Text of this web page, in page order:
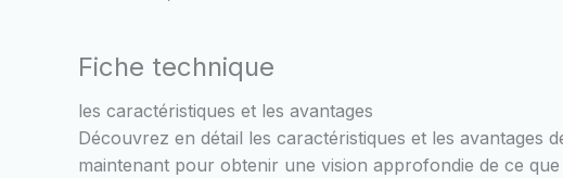
Fiche technique
les caractéristiques et les avantages
Découvrez en détail les caractéristiques et les
maintenant pour obtenir une vision approfondie de ce